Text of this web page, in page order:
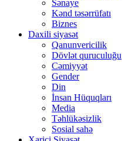
Sənaye
Kənd təsərrüfatı
Biznes
Daxili siyasət
Qanunvericilik
Dövlət quruculuğu
Cəmiyyət
Gender
Din
İnsan Hüquqları
Media
Təhlükəsizlik
Sosial sahə